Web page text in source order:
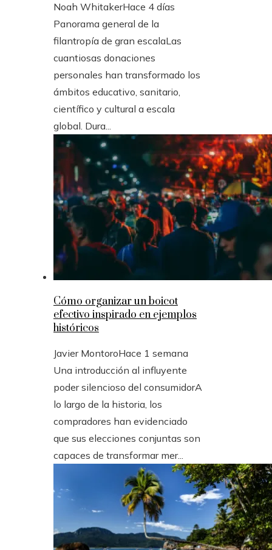
Noah WhitakerHace 4 días
Panorama general de la
filantropía de gran escalaLas
cuantiosas donaciones
personales han transformado los
ámbitos educativo, sanitario,
científico y cultural a escala
global. Dura...
Cómo organizar un boicot
efectivo inspirado en ejemplos
históricos
Javier MontoroHace 1 semana
Una introducción al influyente
poder silencioso del consumidorA
lo largo de la historia, los
compradores han evidenciado
que sus elecciones conjuntas son
capaces de transformar mer...